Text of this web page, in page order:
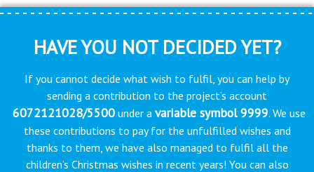
HAVE YOU NOT DECIDED YET?
If you cannot decide what wish to fulfil, you can help by
sending a contribution to the project’s account
6072121028/5500under a variable symbol 9999. We use
these contributions to pay for the unfulfilled wishes and
thanks to them, we have also managed to fulfil all the
children’s Christmas wishes in recent years! You can also